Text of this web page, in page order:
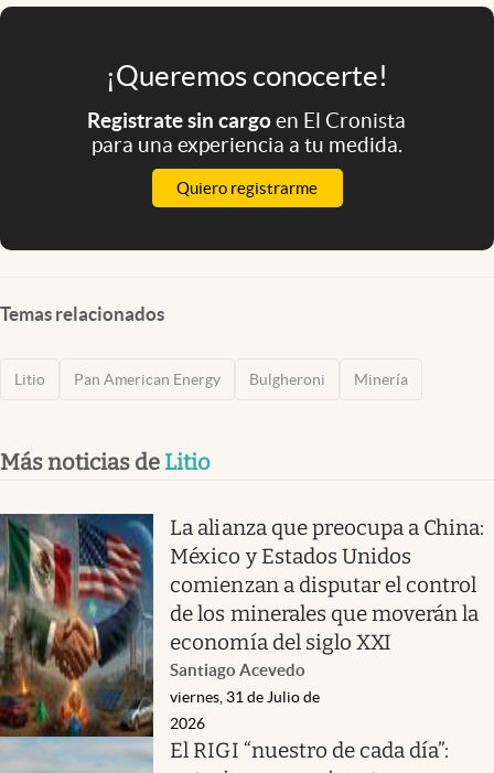
¡Queremos conocerte!
Registrate sin cargoen El Cronista
para una experiencia a tu medida.
Quiero registrarme
Temas relacionados
Litio Pan American Energy Bulgheroni Minería
Más noticias de Litio
La alianza que preocupa a China:
México y Estados Unidos
comienzan a disputar el control
de los minerales que moverán la
economía del siglo XXI
Santiago Acevedo
viernes, 31 de Julio de
2026
El RIGI “nuestro de cada día”: